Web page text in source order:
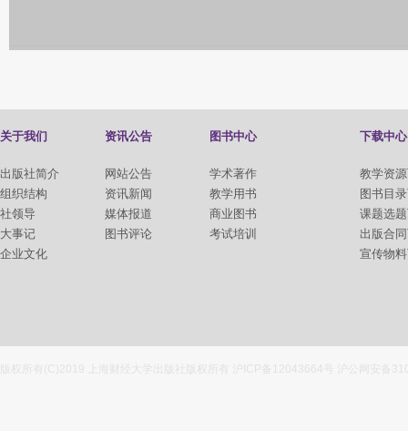
关于我们
出版社简介
组织结构
社领导
大事记
企业文化
资讯公告
网站公告
资讯新闻
媒体报道
图书评论
图书中心
学术著作
教学用书
商业图书
考试培训
下载中心
教学资
图书目
课题选
出版合
宣传物